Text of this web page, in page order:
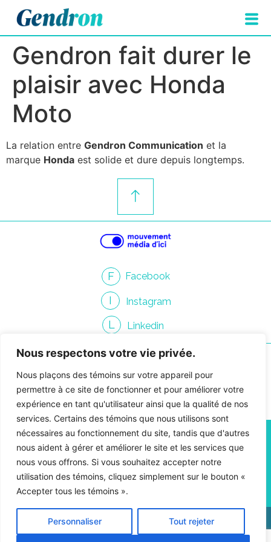
Nous respectons votre vie privée.
Nous plaçons des témoins sur votre appareil pour
permettre à ce site de fonctionner et pour améliorer votre
expérience en tant qu'utilisateur ainsi que la qualité de nos
services. Certains des témoins que nous utilisons sont
nécessaires au fonctionnement du site, tandis que d'autres
nous aident à gérer et améliorer le site et les services que
nous vous offrons. Si vous souhaitez accepter notre
utilisation des témoins, cliquez simplement sur le bouton «
Accepter tous les témoins ».
Personnaliser Tout rejeter
Gendron fait durer le
plaisir avec Honda
Moto
La relation entre Gendron Communication et la
marque Honda est solide et dure depuis longtemps.
F Facebook
I Instagram
L Linkedin
Contacter Gendron
info@gendroncommunication.com
450 661-3814
4810, rue Jean-Talon O., suite 400-09,
Montréal, Québec H4P 2N5
Politique de confidentialité